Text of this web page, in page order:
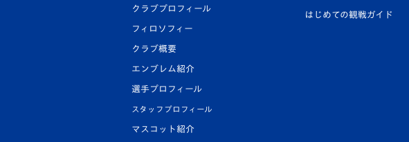
クラブプロフィール
フィロソフィー
クラブ概要
エンブレム紹介
選手プロフィール
スタッフプロフィール
マスコット紹介
はじめての観戦ガイド